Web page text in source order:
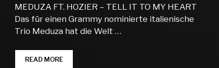
MEDUZA FT. HOZIER – TELL IT TO MY HEART
Das für einen Grammy nominierte italienische
Trio Meduza hat die Welt …
READ MOREDANCE